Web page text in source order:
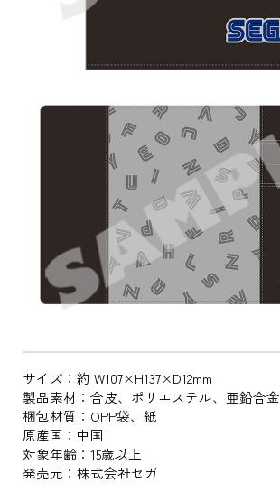
サイズ：約 W107×H137×D12mm
製品素材：合皮、ポリエステル、亜鉛合金
梱包材質：OPP袋、紙
原産国：中国
対象年齢：15歳以上
発売元：株式会社セガ